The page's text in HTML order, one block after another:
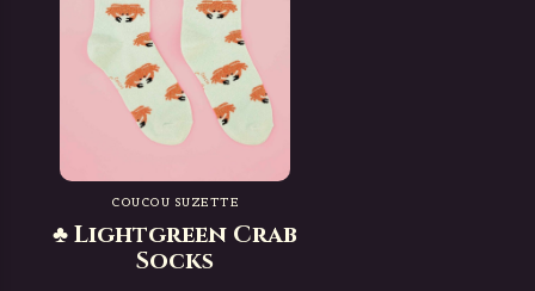
COUCOU SUZETTE
♣ Lightgreen Crab
Socks